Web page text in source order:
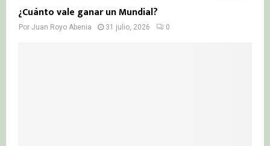
¿Cuánto vale ganar un Mundial?
Por Juan Royo Abenia 31 julio, 2026 0